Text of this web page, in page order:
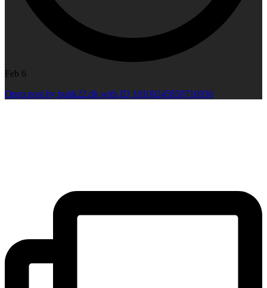
Feb 6
Open post by butik22.dk with ID 18100245850710936